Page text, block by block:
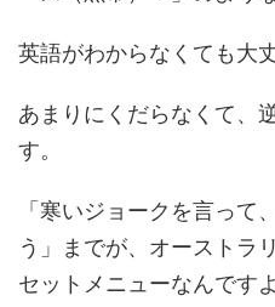
英語がわからなくても大丈
あまりにくだらなくて、
す。
「寒いジョークを言って
う」までが、オーストラ
セットメニューなんですよ